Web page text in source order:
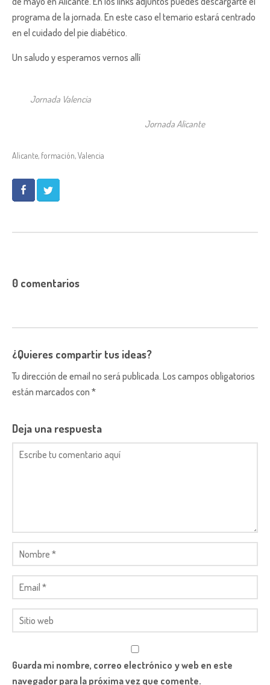
programa de la jornada. En este caso el temario estará centrado
en el cuidado del pie diabético.
Un saludo y esperamos vernos allí
Jornada Valencia
Jornada Alicante
Alicante, formación,Valencia
0 comentarios
¿Quieres compartir tus ideas?
Tu dirección de email no será publicada. Los campos obligatorios
están marcados con *
Deja una respuesta
Guarda mi nombre, correo electrónico y web en este
navegador para la próxima vez que comente.